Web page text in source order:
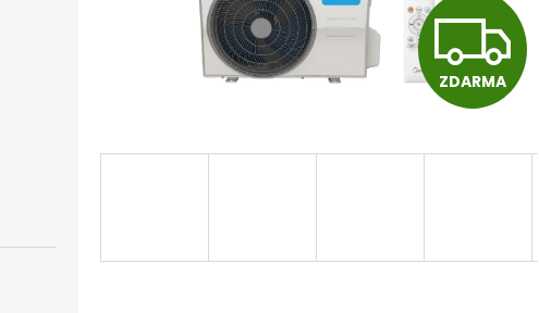
Z
D
R
ZDARMA